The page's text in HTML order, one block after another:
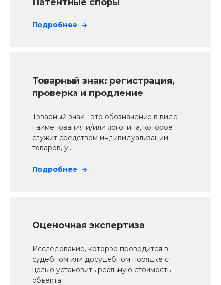
Патентные споры
Подробнее
Товарный знак: регистрация,
проверка и продление
Товарный знак - это обозначение в виде
наименования и/или логотипа, которое
служит средством индивидуализации
товаров, у...
Подробнее
Оценочная экспертиза
Исследование, которое проводится в
судебном или досудебном порядке с
целью установить реальную стоимость
объекта.